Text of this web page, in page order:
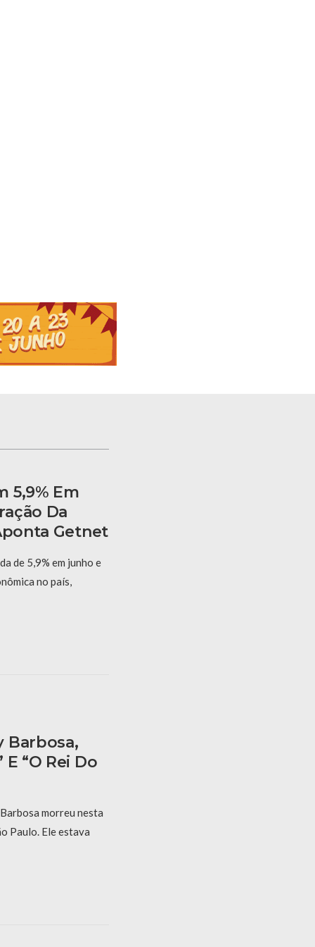
5,9% Em
Da
Getnet
de 5,9% em junho e
no país,
Barbosa,
“O Rei Do
morreu nesta
Paulo. Ele estava